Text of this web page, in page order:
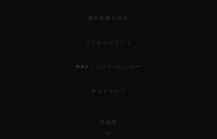
倫理的取り組み
アクセシビリティ
MSAトランスパレンシー
サイトマップ
日本語